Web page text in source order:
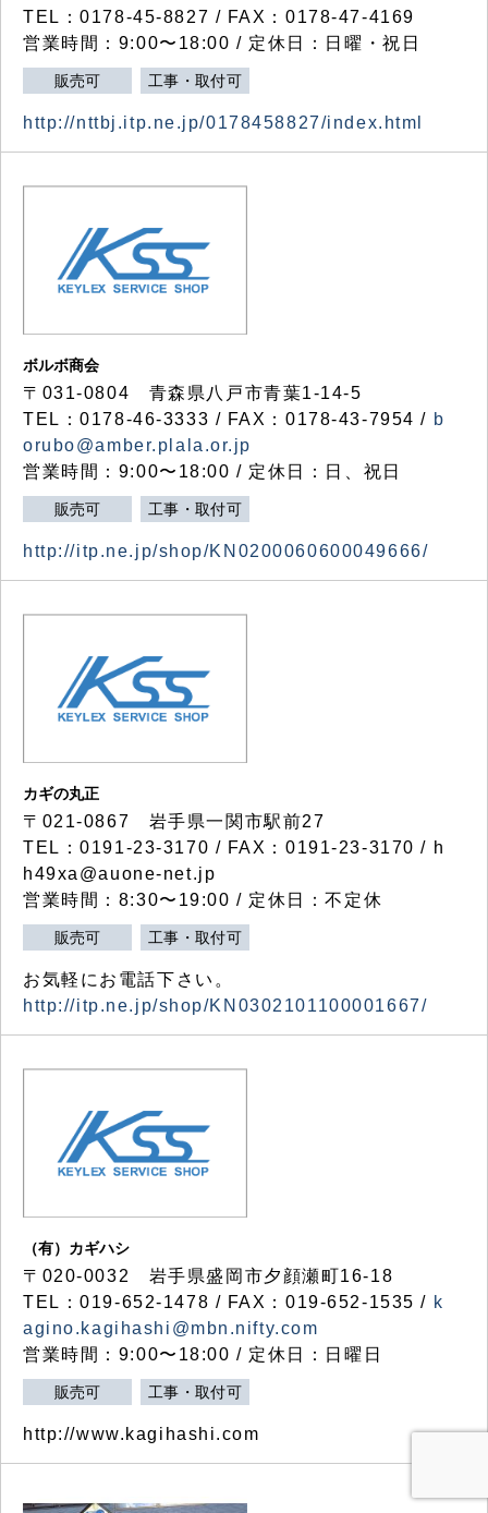
TEL：0178-45-8827 / FAX：0178-47-4169
営業時間：9:00〜18:00 / 定休日：日曜・祝日
販売可 工事・取付可
http://nttbj.itp.ne.jp/0178458827/index.html
ボルボ商会
〒031-0804 青森県八戸市青葉1-14-5
TEL：0178-46-3333 / FAX：0178-43-7954 / b
orubo@amber.plala.or.jp
営業時間：9:00〜18:00 / 定休日：日、祝日
販売可 工事・取付可
http://itp.ne.jp/shop/KN0200060600049666/
カギの丸正
〒021-0867 岩手県一関市駅前27
TEL：0191-23-3170 / FAX：0191-23-3170 / h
h49xa@auone-net.jp
営業時間：8:30〜19:00 / 定休日：不定休
販売可 工事・取付可
お気軽にお電話下さい。
http://itp.ne.jp/shop/KN0302101100001667/
（有）カギハシ
〒020-0032 岩手県盛岡市夕顔瀬町16-18
TEL：019-652-1478 / FAX：019-652-1535 / k
agino.kagihashi@mbn.nifty.com
営業時間：9:00〜18:00 / 定休日：日曜日
販売可 工事・取付可
http://www.kagihashi.com